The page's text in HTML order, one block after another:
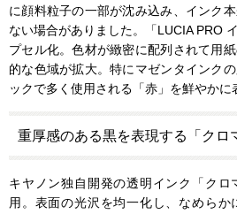
に顔料粒子の一部が沈み込み、インク
ない場合がありました。「LUCIA PRO
プセル化。色材が緻密に配列されて用
的な色域が拡大。特にマゼンタインク
ックで多く使用される「赤」を鮮やかに
重厚感のある黒を表現する「クロ
キヤノン独自開発の透明インク「クロ
用。表面の光沢を均一化し、なめらか